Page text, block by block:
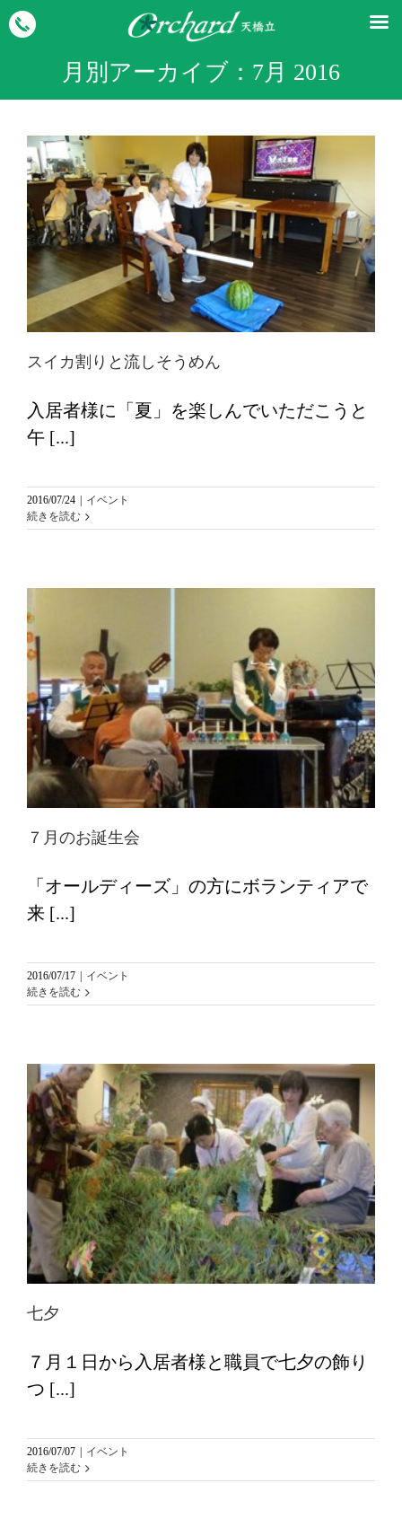
月別アーカイブ： 7月 2016
スイカ割りと流しそうめん
入居者様に「夏」を楽しんでいただこうと
午 [...]
2016/07/24 | イベント
続きを読む
７月のお誕生会
「オールディーズ」の方にボランティアで
来 [...]
2016/07/17 | イベント
続きを読む
七夕
７月１日から入居者様と職員で七夕の飾り
つ [...]
2016/07/07 | イベント
続きを読む